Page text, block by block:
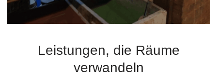
Leistungen, die Räume
verwandeln